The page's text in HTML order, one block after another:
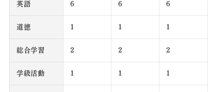
英語 6 6 6
道徳 1 1 1
総合学習 2 2 2
学級活動 1 1 1